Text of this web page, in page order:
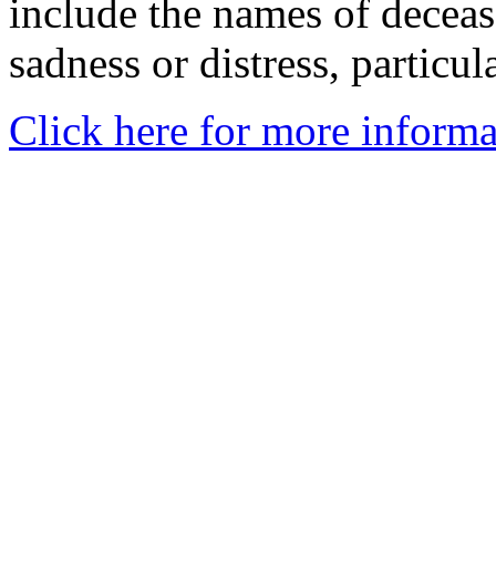
include the names of
sadness or distress,
Click here for more